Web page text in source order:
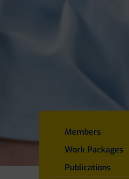
Members
Work Packages
Publications